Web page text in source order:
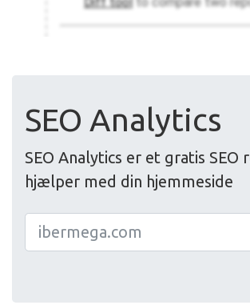
SEO Analytics
SEO Analytics er et gratis SEO
hjælper med din hjemmeside